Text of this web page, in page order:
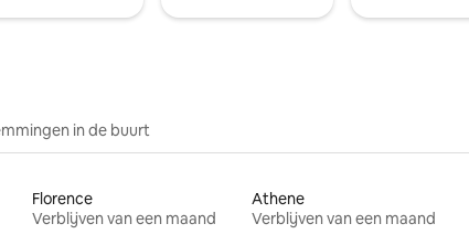
in de buurt
Florence
Verblijven van een maand
Athene
Verblijven van een maand